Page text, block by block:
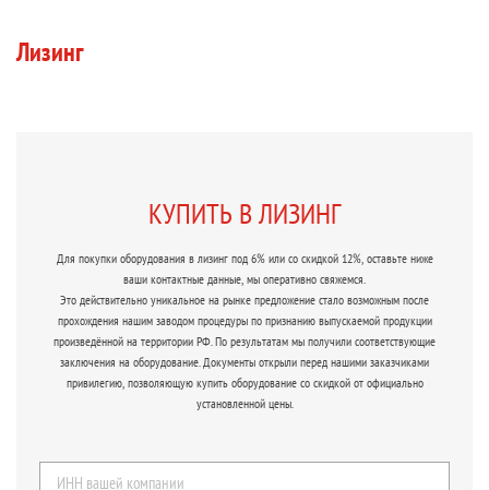
Лизинг
КУПИТЬ В ЛИЗИНГ
Для покупки оборудования в лизинг под 6% или со скидкой 12%, оставьте ниже
ваши контактные данные, мы оперативно свяжемся.
Это действительно уникальное на рынке предложение стало возможным после
прохождения нашим заводом процедуры по признанию выпускаемой продукции
произведённой на территории РФ. По результатам мы получили соответствующие
заключения на оборудование. Документы открыли перед нашими заказчиками
привилегию, позволяющую купить оборудование со скидкой от официально
установленной цены.